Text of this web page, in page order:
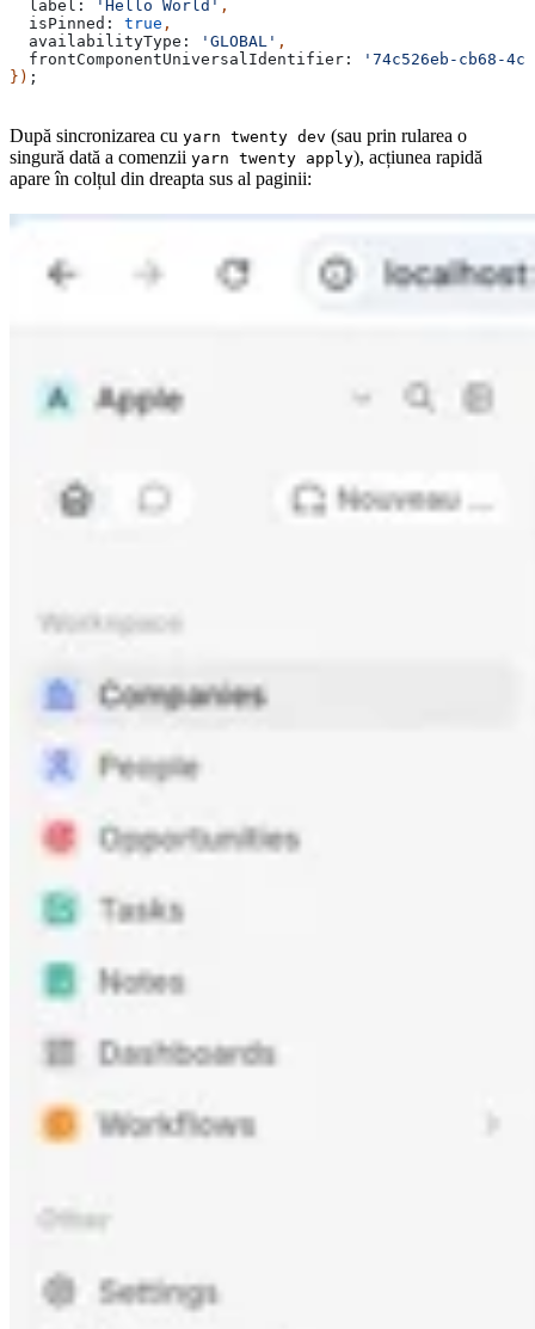
  label:
'Hello World' ,
  isPinned:
true ,
  availabilityType:
'GLOBAL' ,
  frontComponentUniversalIdentifier:
'74c526eb-cb68-
}) ;
După sincronizarea cu yarn twenty dev (sau prin rularea o
singură dată a comenzii yarn twenty apply), acțiunea rapidă
apare în colțul din dreapta sus al paginii: